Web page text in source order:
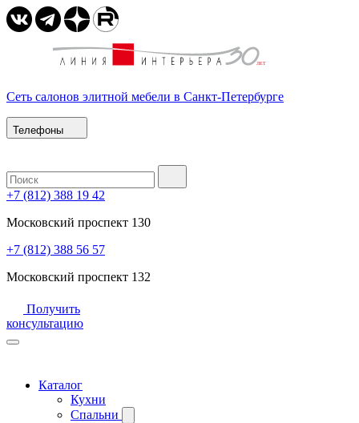
Сеть салонов элитной мебели в Санкт-Петербурге
Телефоны
+7 (812) 388 19 42
Московский проспект 130
+7 (812) 388 56 57
Московский проспект 132
Получить
консультацию
Каталог
Кухни
Спальни